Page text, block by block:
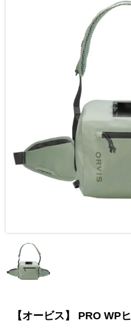
【オービス】 PRO WP